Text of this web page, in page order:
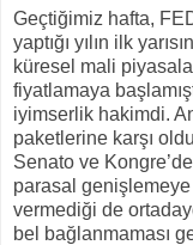
Geçtiğimiz hafta,
yaptığı yılın ilk
küresel mali
fiyatlamaya
iyimserlik hakimdi.
paketlerine karşı
Senato ve
parasal
vermediği de
bel bağlanmaması